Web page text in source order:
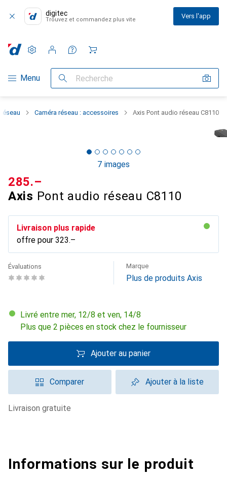
digitec
Trouvez et commandez plus vite Vers l'app
Navigation par catégorie
Menu Recherche
Paramètres
Compte client
Listes de comparaison
Listes d'envies
Panier
Caméra réseau : accessoires Axis Pont audio réseau C8110
7 images
Axis Pont audio réseau C8110
CHF
285.–
Livraison plus rapide
offre pour CHF
323.–
Évaluations Marque
Plus de produits Axis
Livré entre mer, 12/8 et ven, 14/8
Plus que 2 pièces en stock chez le fournisseur
Ajouter au panier
Comparer Ajouter à la liste
livraison gratuite
Informations sur le produit